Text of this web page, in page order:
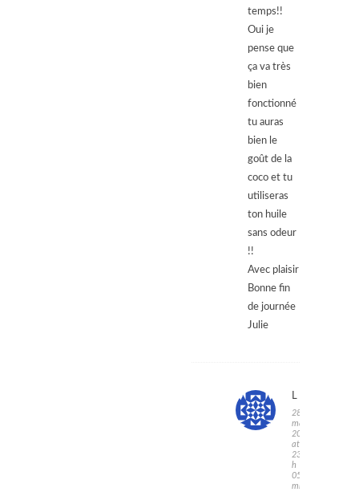
temps!!
Oui je
pense que
ça va très
bien
fonctionné
tu auras
bien le
goût de la
coco et tu
utiliseras
ton huile
sans odeur
!!
Avec plaisir
Bonne fin
de journée
Julie
LUNA
28
mars
2016
at
23
h
05
min